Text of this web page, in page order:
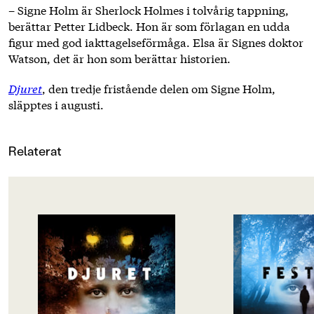
– Signe Holm är Sherlock Holmes i tolvårig tappning,
berättar Petter Lidbeck. Hon är som förlagan en udda
figur med god iakttagelseförmåga. Elsa är Signes doktor
Watson, det är hon som berättar historien.
Djuret, den tredje fristående delen om Signe Holm,
släpptes i augusti.
Relaterat
OM BOKEN
Signe har lämnat London och
flyttat hem till sin kusin Elsa i
Sverige. En dag hittar de en
medvetslös man i skogen. Han är
blodig och de ringer efter
OM BOKEN
Vinnare av
barndeckare 2020!
Det är fest i
föräldrar har bjudit